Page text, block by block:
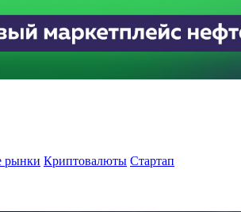
рынки Криптовалюты Стартап